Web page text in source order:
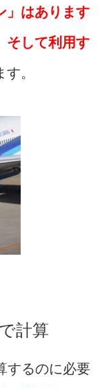
」はあります
そして利用す
。
計算
するのに必要